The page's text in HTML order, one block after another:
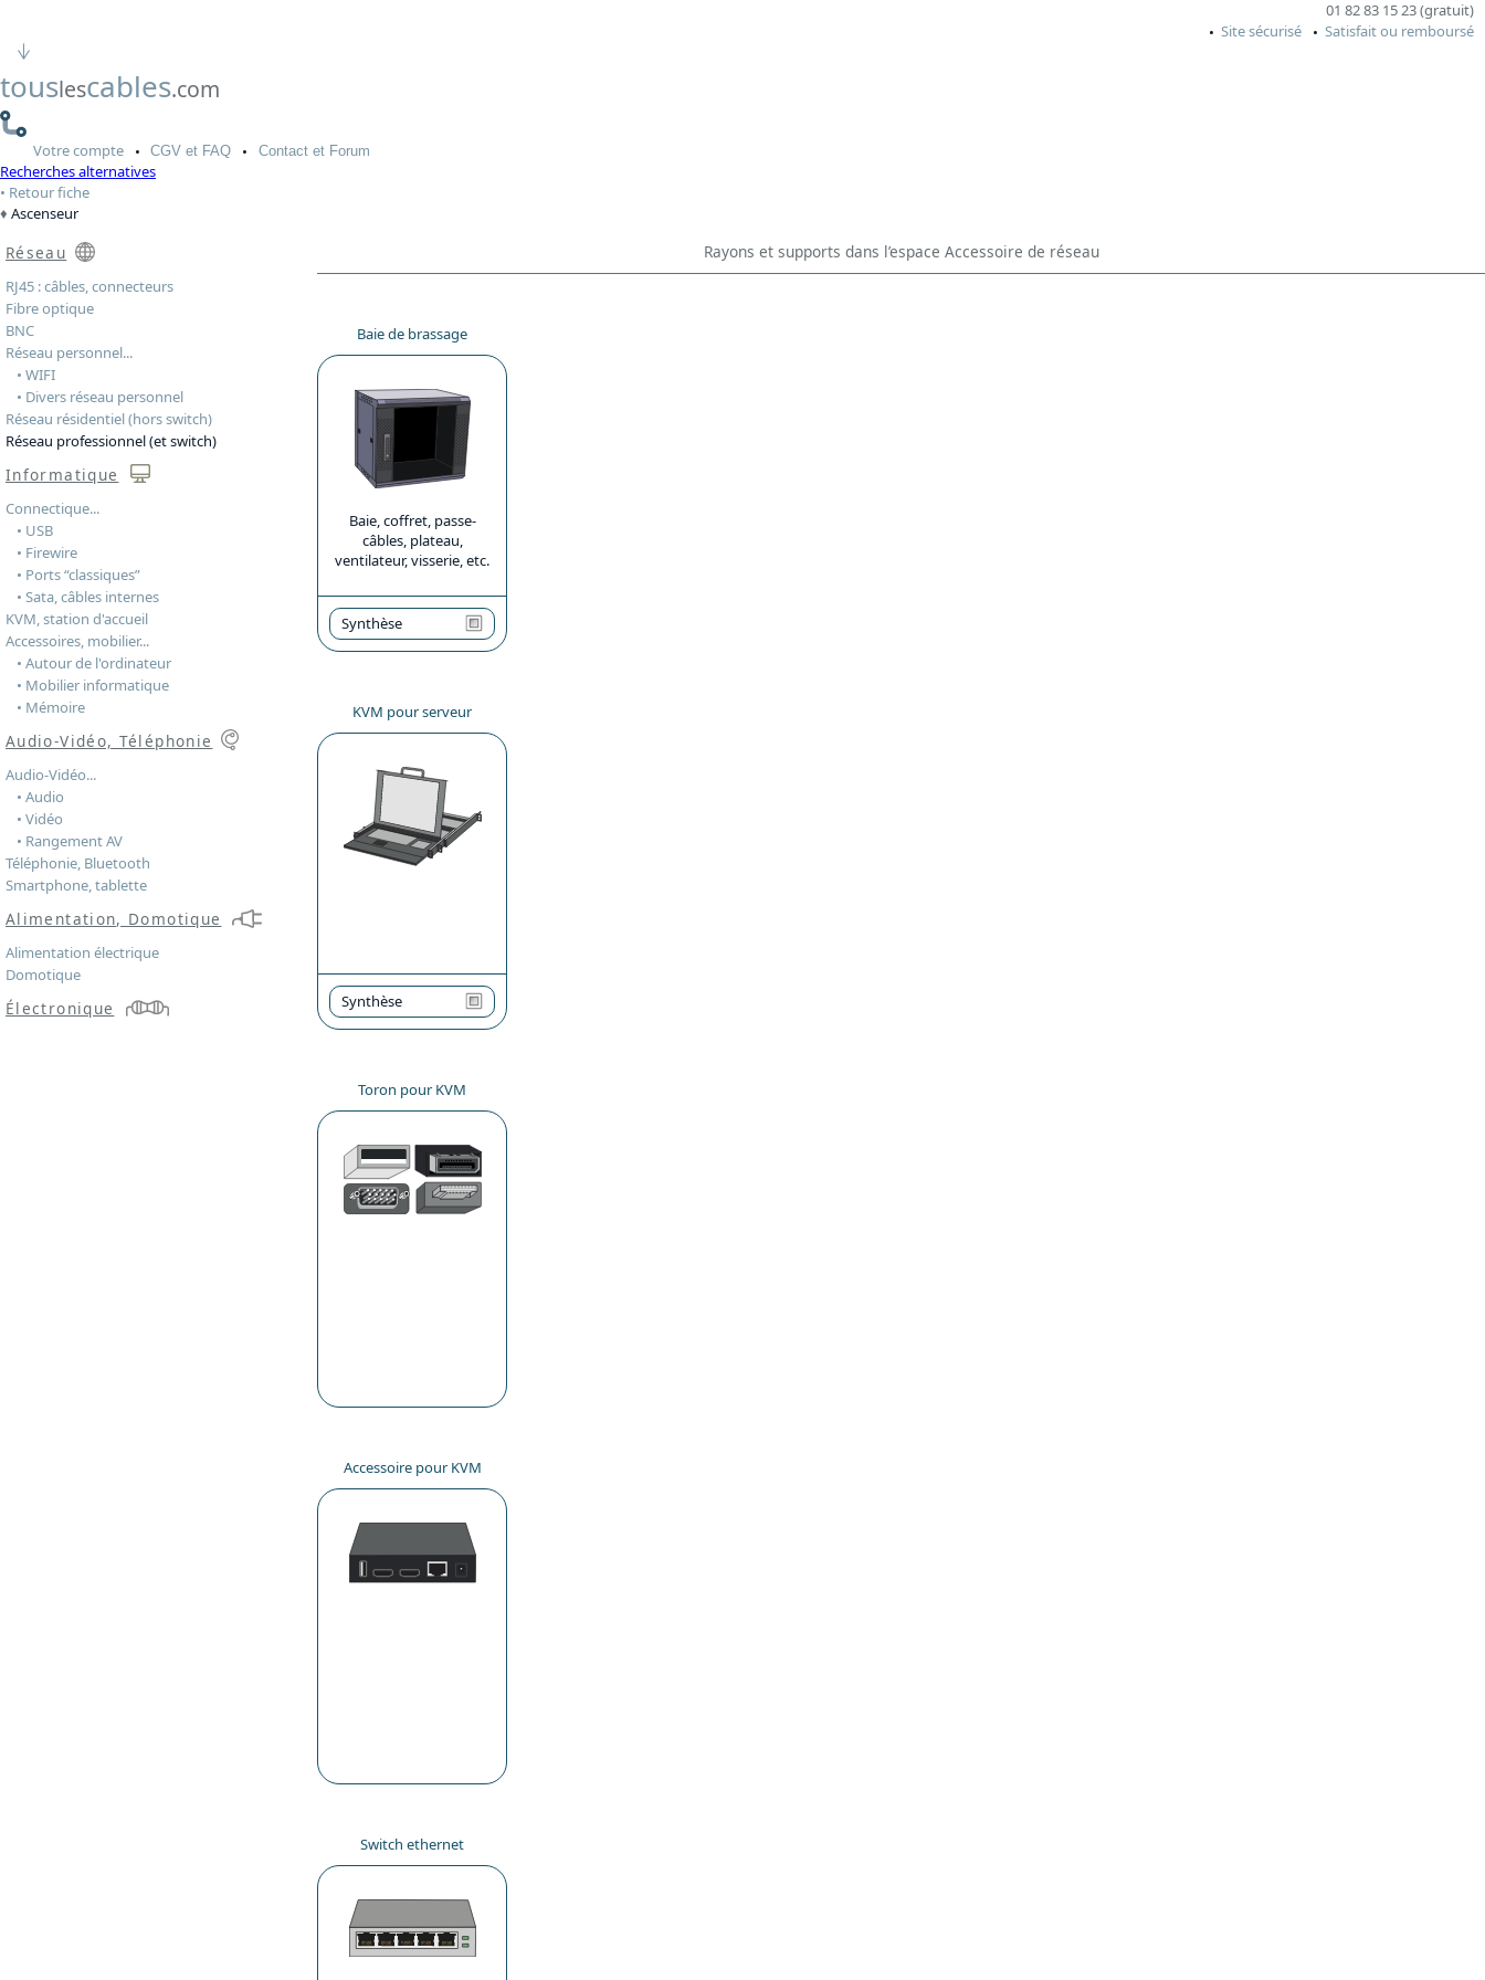
01 82 83 15 23 (gratuit)
Site sécurisé
Satisfait ou remboursé
touslescables.com
Votrecompte CGV et FAQ Contactet Forum
Recherches alternatives
Retour fiche
Ascenseur
Rayons et supports dans l’espace Accessoire de réseau
Baie de brassage
Baie, coffret, passe-
câbles, plateau,
ventilateur, visserie, etc.
Synthèse
KVM pour serveur
Synthèse
Toron pour KVM
Accessoire pour KVM
Switch ethernet
Réseau
RJ45 : câbles, connecteurs
Fibre optique
BNC
Réseau personnel...
• WIFI
• Divers réseau personnel
Réseau résidentiel (hors switch)
Réseau professionnel (et switch)
Informatique
Connectique...
• USB
• Firewire
• Ports “classiques”
• Sata, câbles internes
KVM, station d'accueil
Accessoires, mobilier...
• Autour de l'ordinateur
• Mobilier informatique
• Mémoire
Audio-Vidéo, Téléphonie
Audio-Vidéo...
• Audio
• Vidéo
• Rangement AV
Téléphonie, Bluetooth
Smartphone, tablette
Alimentation, Domotique
Alimentation électrique
Domotique
Électronique